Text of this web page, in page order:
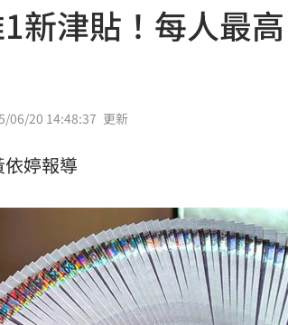
「3碩1博」 台大發聲了 18:51
激甚災害 擴大國家補助
常德再嗆曹雨婷轉移焦點
接班人 傳力挺范斯拚2028
831 林威助曝有續留機會 18:45
生日 豪門尪曬接吻照放閃 18:38
不及格 葉君璋說重話點評 18:36
新津貼！每人最
06/20 14:48:37 更新
婷報導